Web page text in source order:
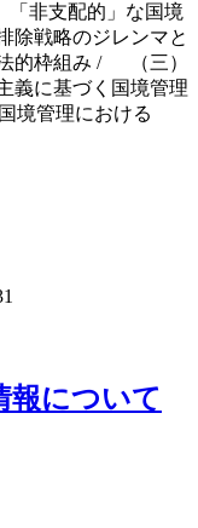
非支配的」な国境
戦略のジレンマと
的枠組み / （三）
に基づく国境管理
境管理における
報について